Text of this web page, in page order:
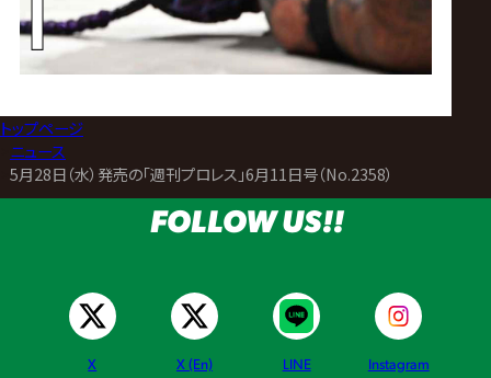
トップページ
ニュース
5月28日（水）発売の「週刊プロレス」6月11日号（No.2358）
FOLLOW US!!
X X (En) LINE Instagram